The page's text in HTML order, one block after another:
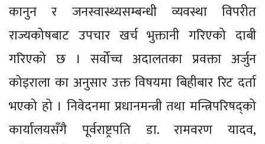
कानुन र जनस्वास्थ्यसम्बन्धी व्यवस्था विपरीत
राज्यकोषबाट उपचार खर्च भुक्तानी गरिएको दाबी
गरिएको छ । सर्वोच्च अदालतका प्रवक्ता अर्जुन
कोइराला का अनुसार उक्त विषयमा बिहीबार रिट दर्ता
भएको हो । निवेदनमा प्रधानमन्त्री तथा मन्त्रिपरिषद्को
कार्यालयसँगै पूर्वराष्ट्रपति डा. रामवरण यादव,